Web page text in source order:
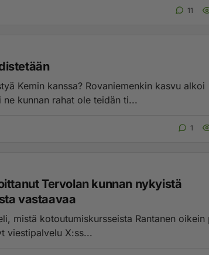
11
Kemin kanssa? Rovaniemenkin kasvu alkoi
ne kunnan rahat ole teidän ti...
1
Tervolan kunnan nykyistä
vastaavaa
mistä kotoutumiskursseista Rantanen oikein
viestipalvelu X:ss...